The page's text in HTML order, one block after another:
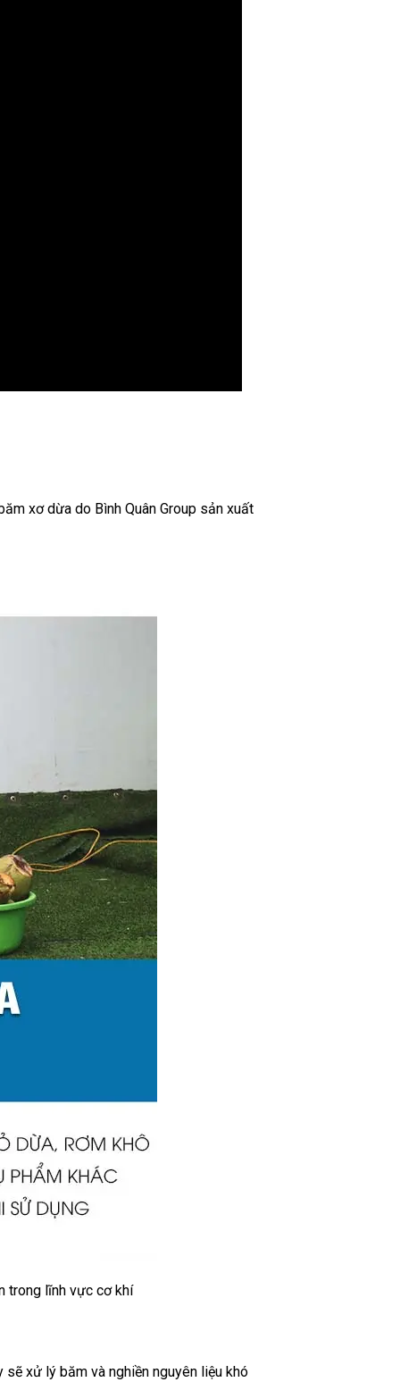
xơ dừa do Bình Quân Group sản xuất
trong lĩnh vực cơ khí
xử lý băm và nghiền nguyên liệu khó